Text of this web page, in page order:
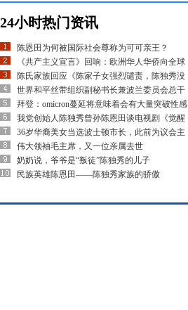
24小时热门资讯
陈恩田为何被国际社会尊称为可可亲王？
《共产主义宣言》回响：欧洲华人华侨向全球
陈氏家族回应《陈家子女强烈谴责，陈独秀没
世界和平丝带组织副秘书长兼波兰委员会总干
拜登：omicron蔓延将意味着会有大量突破性感
我党创始人陈独秀曾孙陈恩田谈电视剧《觉醒
36岁华裔美女当选波士顿市长，此前为议会主
伟大领袖毛主席，又一位亲属去世
奶奶说，爷爷是“叛徒”陈独秀的儿子
民族英雄陈恩田——陈独秀家族的骄傲